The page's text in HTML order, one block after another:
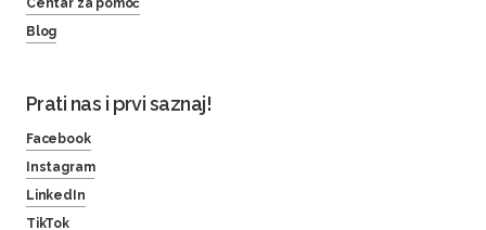
Centar za pomoć
Blog
Prati nas i prvi saznaj!
Facebook
Instagram
LinkedIn
TikTok